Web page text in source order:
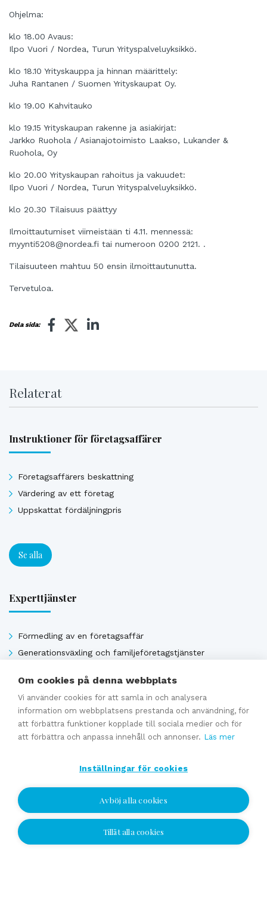
Ohjelma:
klo 18.00 Avaus:
Ilpo Vuori / Nordea, Turun Yrityspalveluyksikkö.
klo 18.10 Yrityskauppa ja hinnan määrittely:
Juha Rantanen / Suomen Yrityskaupat Oy.
klo 19.00 Kahvitauko
klo 19.15 Yrityskaupan rakenne ja asiakirjat:
Jarkko Ruohola / Asianajotoimisto Laakso, Lukander &
Ruohola, Oy
klo 20.00 Yrityskaupan rahoitus ja vakuudet:
Ilpo Vuori / Nordea, Turun Yrityspalveluyksikkö.
klo 20.30 Tilaisuus päättyy
Ilmoittautumiset viimeistään ti 4.11. mennessä:
myynti5208@nordea.fi tai numeroon 0200 2121. .
Tilaisuuteen mahtuu 50 ensin ilmoittautunutta.
Tervetuloa.
Dela sida:
Relaterat
Instruktioner för företagsaffärer
Företagsaffärers beskattning
Värdering av ett företag
Uppskattat fördäljningpris
Se alla
Experttjänster
Förmedling av en företagsaffär
Generationsväxling och familjeföretagstjänster
Uppskattat försäljningpris
Affärsavtal
Jag vill bli kontaktad
Om cookies på denna webbplats
Vi använder cookies för att samla in och analysera
information om webbplatsens prestanda och användning, för
att förbättra funktioner kopplade till sociala medier och för
att förbättra och anpassa innehåll och annonser. Läs mer
Inställningar för cookies
Avböj alla cookies
Tillåt alla cookies